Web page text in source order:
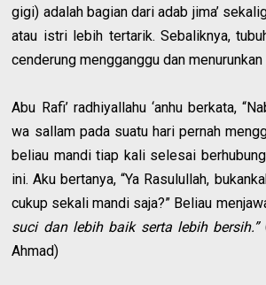
gigi) adalah bagian dari adab jima’
atau istri lebih tertarik. Sebaliknya,
cenderung mengganggu dan menurunkan
Abu Rafi’ radhiyallahu ‘anhu berkata,
wa sallam pada suatu hari pernah
beliau mandi tiap kali selesai
ini. Aku bertanya, “Ya Rasulullah,
cukup sekali mandi saja?” Beliau
suci dan lebih baik serta lebih bersih.”
Ahmad)